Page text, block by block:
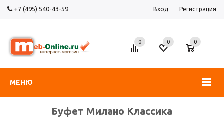
+7 (495) 540-43-59 Вход Регистрация
МЕНЮ
0 0
0
Буфет Милано Классика